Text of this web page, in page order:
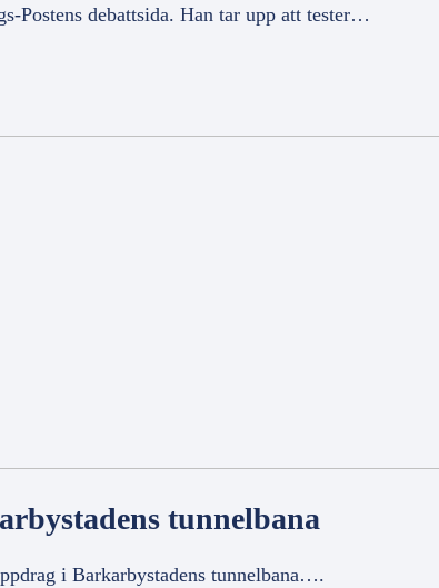
Postens debattsida. Han tar upp att tester…
tunnelbana
i Barkarbystadens tunnelbana….